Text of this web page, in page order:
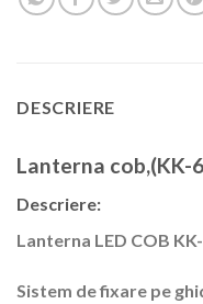
DESCRIERE
Lanterna cob,(KK-
Descriere:
Lanterna LED COB
Sistem de fixare pe